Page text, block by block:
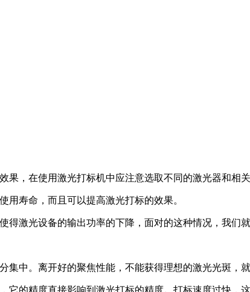
，在使用激光打标机中应注意选取不同的激光器和相关
用寿命，而且可以提高激光打标的效果。
得激光设备的输出功率的下降，面对的这种情况，我们
中。离开好的聚焦性能，不能获得理想的激光光斑，